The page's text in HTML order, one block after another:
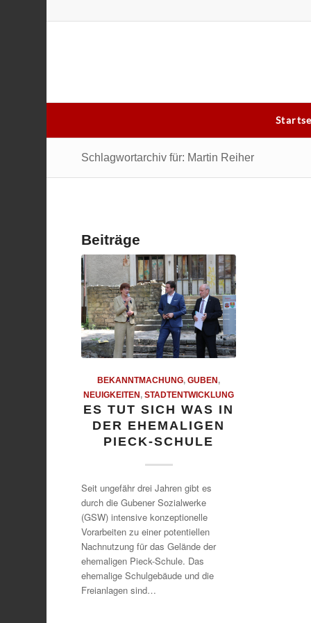
Schlagwortarchiv für: Martin Reiher
Beiträge
BEKANNTMACHUNG,GUBEN,
NEUIGKEITEN,STADTENTWICKLUNG
ES TUT SICH WAS IN
DER EHEMALIGEN
PIECK-SCHULE
Seit ungefähr drei Jahren gibt es
durch die Gubener Sozialwerke
(GSW) intensive konzeptionelle
Vorarbeiten zu einer potentiellen
Nachnutzung für das Gelände der
ehemaligen Pieck-Schule. Das
ehemalige Schulgebäude und die
Freianlagen sind…